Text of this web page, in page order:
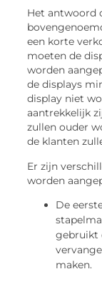
Het antwoord
een korte
moeten de
worden
de displays
display niet
aantrekkelijk
zullen ouder
de klanten
Er zijn
worden
De
gebruikt
maken.